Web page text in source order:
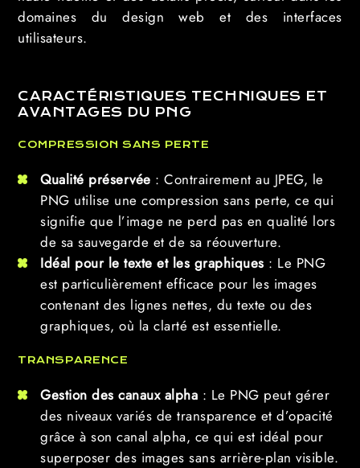
domaines du design web et des interfaces
utilisateurs.
CARACTÉRISTIQUES TECHNIQUES ET
AVANTAGES DU PNG
COMPRESSION SANS PERTE
Qualité préservée : Contrairement au JPEG, le
PNG utilise une compression sans perte, ce qui
signifie que l’image ne perd pas en qualité lors
de sa sauvegarde et de sa réouverture.
Idéal pour le texte et les graphiques : Le PNG
est particulièrement efficace pour les images
contenant des lignes nettes, du texte ou des
graphiques, où la clarté est essentielle.
TRANSPARENCE
Gestion des canaux alpha : Le PNG peut gérer
des niveaux variés de transparence et d’opacité
grâce à son canal alpha, ce qui est idéal pour
superposer des images sans arrière-plan visible.